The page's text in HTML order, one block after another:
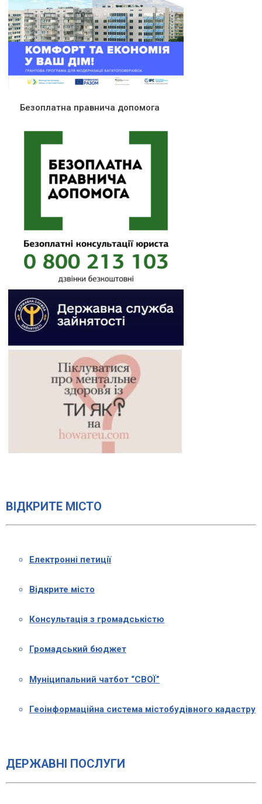
Безоплатна правнича допомога
ВІДКРИТЕ МІСТО
Електронні петиції
Відкрите місто
Консультація з громадськістю
Громадський бюджет
Муніципальний чатбот “СВОЇ”
Геоінформаційна система містобудівного кадастру
ДЕРЖАВНІ ПОСЛУГИ